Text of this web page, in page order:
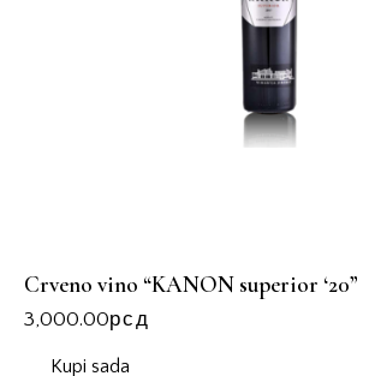
Crveno vino “KANON superior ‘20”
3,000.00рсд
Kupi sada